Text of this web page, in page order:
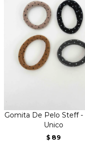
Gomita De Pelo Steff -
Unico
$ 89